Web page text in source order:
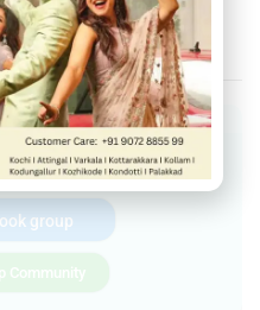
Telegram WhatsApp
Channel
group
Community